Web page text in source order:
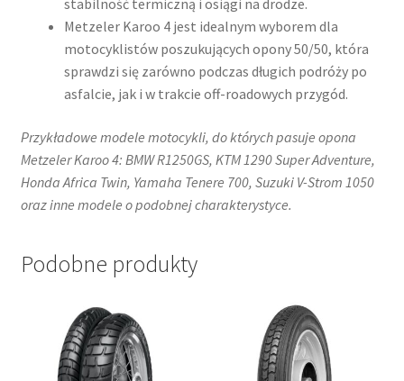
Metzeler Karoo 4 jest idealnym wyborem dla
motocyklistów poszukujących opony 50/50, która
sprawdzi się zarówno podczas długich podróży po
asfalcie, jak i w trakcie off-roadowych przygód.
Przykładowe modele motocykli, do których pasuje opona
Metzeler Karoo 4: BMW R1250GS, KTM 1290 Super Adventure,
Honda Africa Twin, Yamaha Tenere 700, Suzuki V-Strom 1050
oraz inne modele o podobnej charakterystyce.
Podobne produkty